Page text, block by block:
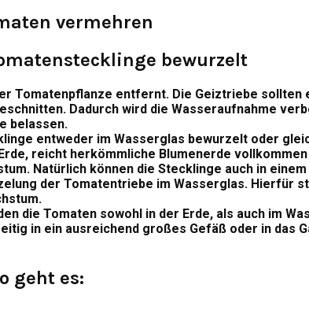
bewurzelt
Tomatenpflanze entfernt. Die Geiztriebe sollten
Dadurch wird die Wasseraufnahme
belassen.
entweder im Wasserglas bewurzelt oder
reicht herkömmliche Blumenerde
Natürlich können die Stecklinge auch in
der Tomatentriebe im Wasserglas. Hierfür
die Tomaten sowohl in der Erde, als auch im
in ein ausreichend großes Gefäß oder in das
geht es: